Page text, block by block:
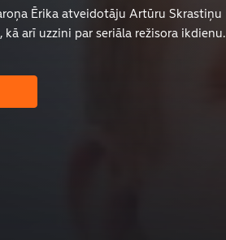
Ērika atveidotāju Artūru Skrastiņu
kā arī uzzini par seriāla režisora ikdienu.